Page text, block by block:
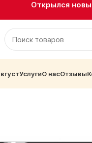
Открылся
УслугиО насОтзывы